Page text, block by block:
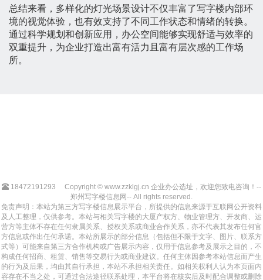
总结来看，多样化的灯光场景设计不仅丰富了写字楼内部环
境的视觉体验，也有效支持了不同工作状态和情绪的转换。
通过科学规划和创新应用，办公空间能够实现舒适与效率的
双重提升，为企业打造出富有活力且富有层次感的工作场
所。
18472191293
Copyright © www.zzklgj.cn 企业办公选址，欢迎您致电咨询！--
郑州写字楼信息网-- All rights reserved.
免责声明：本站为第三方写字楼信息展示平台，所提供的信息来源于互联网公开资料
及人工整理，仅供参考。本站与相关写字楼的大厦产权方、物业管理方、开发商、运
营方等主体不存在任何隶属关系、授权关系或商业合作关系，亦不代表其发布任何官
方信息或作出任何承诺。本站所展示的部分信息（包括但不限于文字、图片、联系方
式等）可能来自第三方合作机构或广告展示内容，仅用于信息参考及展示之目的，不
构成任何招商、租赁、销售等交易行为或商业建议。任何主体因参考本站信息而产生
的行为及后果，均由其自行承担，本站不承担相关责任。如相关权利人认为本页面内
容存在不当之处，可通过合法途径联系处理，本平台将在核实后及时配合调整或删除